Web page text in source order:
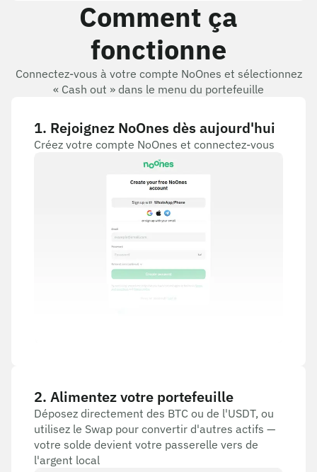
Comment ça
fonctionne
Connectez-vous à votre compte NoOnes et sélectionnez
« Cash out » dans le menu du portefeuille
1. Rejoignez NoOnes dès aujourd'hui
Créez votre compte NoOnes et connectez-vous
2. Alimentez votre portefeuille
Déposez directement des BTC ou de l'USDT, ou
utilisez le Swap pour convertir d'autres actifs —
votre solde devient votre passerelle vers de
l'argent local